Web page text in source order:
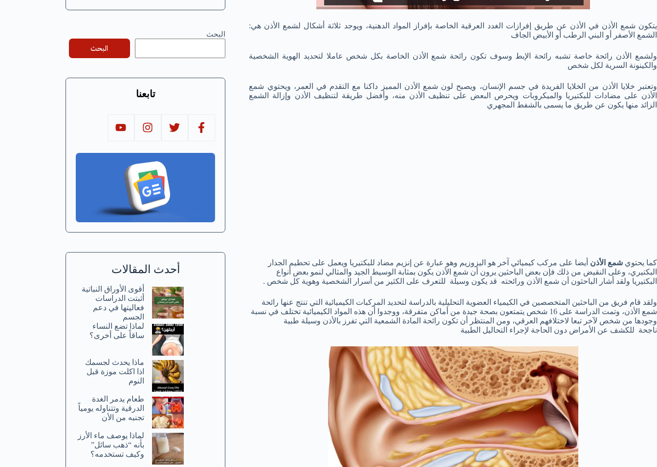
يتكون شمع الأذن في الأذن عن طريق إفرازات الغدد العرقية الخاصة بإفراز المواد الدهنية، ويوجد ثلاثة أشكال لشمع الأذن هي:
الشمع الأصفر أو البني الرطب أو الأبيض الجاف
ولشمع الأذن رائحة خاصة تشبه رائحة الإبط وسوف تكون رائحة شمع الأذن الخاصة بكل شخص عاملا لتحديد الهوية الشخصية
والكينونة السرية لكل شخص
وتعتبر خلايا الأذن من الخلايا الفريدة في جسم الإنسان، ويصبح لون شمع الأذن المميز داكنا مع التقدم في العمر، ويحتوي شمع
الأذن على مضادات للبكتيريا والميكروبات ويحرص البعض على تنظيف الأذن منه، وأفضل طريقة لتنظيف الأذن وإزالة الشمع
الزائد منها يكون عن طريق ما يسمى بالشفط المجهري
كما يحتوي شمع الأذن أيضا على مركب كيميائي آخر هو اليزوزيم وهو عبارة عن إنزيم مضاد للبكتيريا ويعمل على تحطيم الجدار
البكتيري، وعلى النقيض من ذلك فإن بعض الباحثين يرون أن شمع الأذن يكون بمثابة الوسيط الجيد والمثالي لنمو بعض أنواع
البكتيريا ولقد أشار الباحثون أن شمع الأذن ورائحته قد يكون وسيلة للتعرف على الكثير من أسرار الشخصية وهوية كل شخص .
ولقد قام فريق من الباحثين المتخصصين في الكيمياء العضوية التحليلية بالدراسة لتحديد المركبات الكيميائية التي تنتج عنها رائحة
شمع الأذن، وتمت الدراسة على 16 شخص يتمتعون بصحة جيدة من أماكن متفرقة، ووجدوا أن هذه المواد الكيميائية تختلف في نسبة
وجودها من شخص لآخر تبعا لاختلافهم العرقي، ومن المنتظر أن تكون رائحة المادة الشمعية التي تفرز بالأذن وسيلة طبية
ناجحة للكشف عن الأمراض دون الحاجة لإجراء التحاليل الطبية
البحث
البحث
تابعنا
أحدث المقالات
أقوى الأوراق النباتية
أثبتت الدراسات
فعاليتها في دعم
الجسم
لماذا تضع النساء
ساقاً على أخرى؟
ماذا يحدث لجسمك
اذا اكلت موزة قبل
النوم
طعام يدمر الغدة
الدرقية وتتناوله يومياً
تجنبه من الأن
لماذا يوصف ماء الأرز
بأنه “ذهب سائل”
وكيف تستخدمه؟